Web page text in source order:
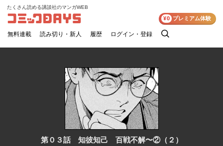
コミックDAYS
たくさん読める講談社のマンガWEB
無料連載 読み切り・新人 履歴 ログイン・登録
検
¥0 プレミアム体験
第０３話 知彼知己 百戦不解〜②（２）